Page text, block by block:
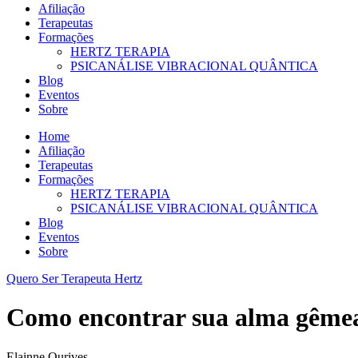
Afiliação
Terapeutas
Formações
HERTZ TERAPIA
PSICANÁLISE VIBRACIONAL QUÂNTICA
Blog
Eventos
Sobre
Home
Afiliação
Terapeutas
Formações
HERTZ TERAPIA
PSICANÁLISE VIBRACIONAL QUÂNTICA
Blog
Eventos
Sobre
Quero Ser Terapeuta Hertz
Como encontrar sua alma